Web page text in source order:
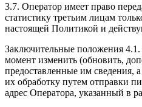
3.7. Оператор имеет право
статистику третьим лицам
настоящей Политикой и
Заключительные положения
момент изменить (обновить,
предоставленные им сведения, а
их обработку путем отправки
адрес Оператора, указанный в